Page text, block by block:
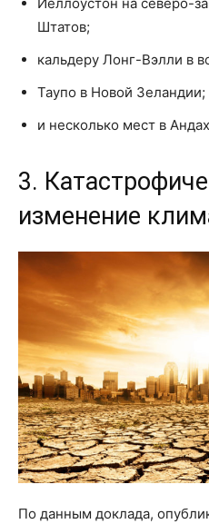
Штатов;
кальдеру Лонг-Вэлли в
Таупо в Новой Зеландии;
и несколько мест в
3.
изменение
По данным доклада,